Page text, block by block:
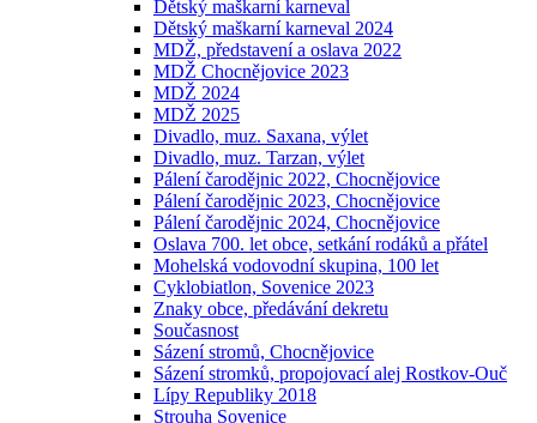
Dětský maškarní karneval
Dětský maškarní karneval 2024
MDŽ, představení a oslava 2022
MDŽ Chocnějovice 2023
MDŽ 2024
MDŽ 2025
Divadlo, muz. Saxana, výlet
Divadlo, muz. Tarzan, výlet
Pálení čarodějnic 2022, Chocnějovice
Pálení čarodějnic 2023, Chocnějovice
Pálení čarodějnic 2024, Chocnějovice
Oslava 700. let obce, setkání rodáků a přátel
Mohelská vodovodní skupina, 100 let
Cyklobiatlon, Sovenice 2023
Znaky obce, předávání dekretu
Současnost
Sázení stromů, Chocnějovice
Sázení stromků, propojovací alej Rostkov-Ouč
Lípy Republiky 2018
Strouha Sovenice